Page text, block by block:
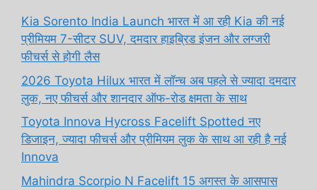
Kia Sorento India Launch भारत में आ रही Kia की नई
प्रीमियम 7-सीटर SUV, दमदार हाइब्रिड इंजन और लग्जरी
फीचर्स से होगी लैस
2026 Toyota Hilux भारत में लॉन्च अब पहले से ज्यादा दमदार
लुक, नए फीचर्स और शानदार ऑफ-रोड क्षमता के साथ
Toyota Innova Hycross Facelift Spotted नए
डिजाइन, ज्यादा फीचर्स और प्रीमियम लुक के साथ आ रही है नई
Innova
Mahindra Scorpio N Facelift 15 अगस्त के आसपास